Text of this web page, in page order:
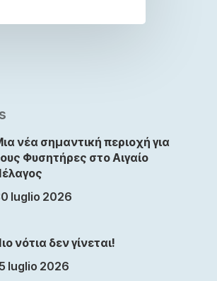
νέα σημαντική περιοχή για
Φυσητήρες στο Αιγαίο
luglio 2026
νότια δεν γίνεται!
luglio 2026